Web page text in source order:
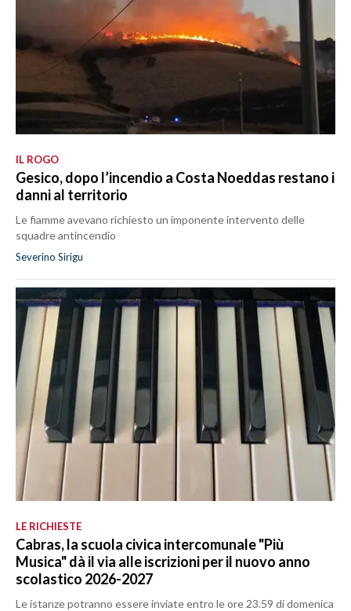
IL ROGO
Gesico, dopo l’incendio a Costa Noeddas restano i
danni al territorio
Le fiamme avevano richiesto un imponente intervento delle
squadre antincendio
Severino Sirigu
LE RICHIESTE
Cabras, la scuola civica intercomunale "Più
Musica" dà il via alle iscrizioni per il nuovo anno
scolastico 2026-2027
Le istanze potranno essere inviate entro le ore 23.59 di domenica